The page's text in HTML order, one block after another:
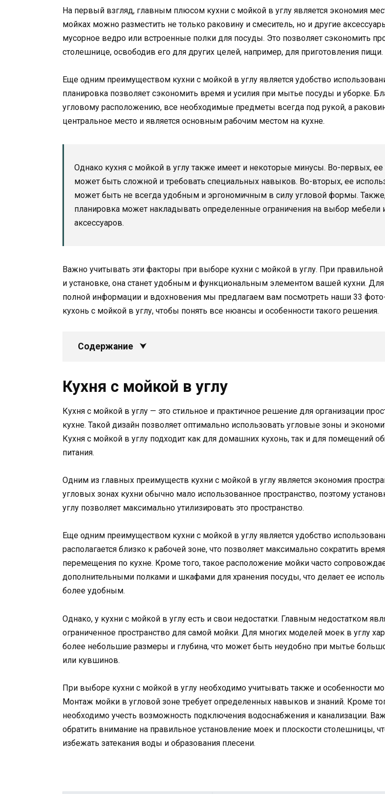
На первый взгляд, главным плюсом кухни с мойкой в углу является экономия
мойках можно разместить не только раковину и смеситель, но и другие
мусорное ведро или встроенные полки для посуды. Это позволяет сэкономить
столешнице, освободив его для других целей, например, для приготовления пищи.
Еще одним преимуществом кухни с мойкой в углу является удобство
планировка позволяет сэкономить время и усилия при мытье посуды и уборке.
угловому расположению, все необходимые предметы всегда под рукой, а
центральное место и является основным рабочим местом на кухне.
Однако кухня с мойкой в углу также имеет и некоторые минусы. Во-первых, ее
может быть сложной и требовать специальных навыков. Во-вторых, ее
может быть не всегда удобным и эргономичным в силу угловой формы. Также,
планировка может накладывать определенные ограничения на выбор мебели
аксессуаров.
Важно учитывать эти факторы при выборе кухни с мойкой в углу. При
и установке, она станет удобным и функциональным элементом вашей кухни. Для
полной информации и вдохновения мы предлагаем вам посмотреть наши 33
кухонь с мойкой в углу, чтобы понять все нюансы и особенности такого решения.
Содержание
Кухня с мойкой в углу
Кухня с мойкой в углу — это стильное и практичное решение для организации
кухне. Такой дизайн позволяет оптимально использовать угловые зоны и
Кухня с мойкой в углу подходит как для домашних кухонь, так и для помещений
питания.
Одним из главных преимуществ кухни с мойкой в углу является экономия
угловых зонах кухни обычно мало использованное пространство, поэтому
углу позволяет максимально утилизировать это пространство.
Еще одним преимуществом кухни с мойкой в углу является удобство
располагается близко к рабочей зоне, что позволяет максимально сократить
перемещения по кухне. Кроме того, такое расположение мойки часто
дополнительными полками и шкафами для хранения посуды, что делает ее
более удобным.
Однако, у кухни с мойкой в углу есть и свои недостатки. Главным недостатком
ограниченное пространство для самой мойки. Для многих моделей моек в углу
более небольшие размеры и глубина, что может быть неудобно при мытье
или кувшинов.
При выборе кухни с мойкой в углу необходимо учитывать также и особенности
Монтаж мойки в угловой зоне требует определенных навыков и знаний. Кроме
необходимо учесть возможность подключения водоснабжения и канализации.
обратить внимание на правильное установление моек и плоскости столешницы,
избежать затекания воды и образования плесени.